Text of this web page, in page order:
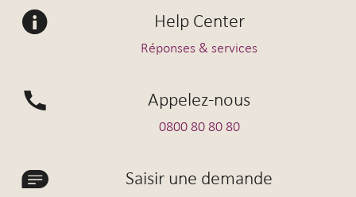
Help Center
Réponses & services
Appelez-nous
0800 80 80 80
Saisir une demande